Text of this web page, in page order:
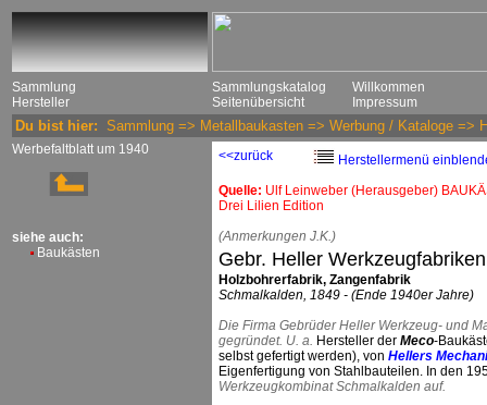
Sammlung
Hersteller
Sammlungskatalog
Seitenübersicht
Willkommen
Impressum
Du bist hier: Sammlung => Metallbaukasten => Werbung / Kataloge =>
Werbefaltblatt um 1940
siehe auch:
Baukästen
<<zurück
Herstellermenü
Quelle: Ulf Leinweber (Herausgeber)
Drei Lilien Edition
(Anmerkungen J.K.)
Gebr. Heller Werkzeugfabriken
Holzbohrerfabrik, Zangenfabrik
Schmalkalden, 1849 - (Ende 1940er Jahre)
Die Firma Gebrüder Heller Werkzeug- und
gegründet. U. a. Hersteller der Meco-
selbst gefertigt werden), von Hellers
Eigenfertigung von Stahlbauteilen. In den
Werkzeugkombinat Schmalkalden auf.